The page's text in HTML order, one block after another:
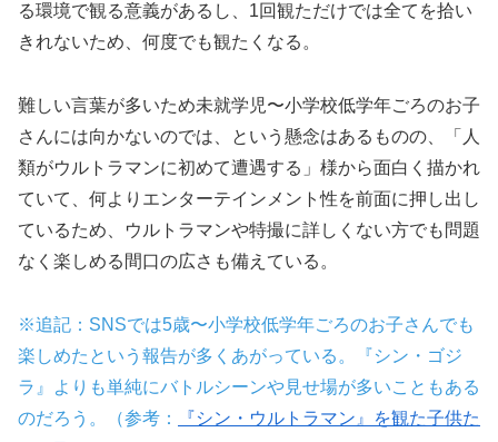
る環境で観る意義があるし、1回観ただけでは全てを拾い
きれないため、何度でも観たくなる。
難しい言葉が多いため未就学児〜小学校低学年ごろのお子
さんには向かないのでは、という懸念はあるものの、「人
類がウルトラマンに初めて遭遇する」様から面白く描かれ
ていて、何よりエンターテインメント性を前面に押し出し
ているため、ウルトラマンや特撮に詳しくない方でも問題
なく楽しめる間口の広さも備えている。
※追記：SNSでは5歳〜小学校低学年ごろのお子さんでも
楽しめたという報告が多くあがっている。『シン・ゴジ
ラ』よりも単純にバトルシーンや見せ場が多いこともある
のだろう。（参考：
『シン・ウルトラマン』を観た子供た